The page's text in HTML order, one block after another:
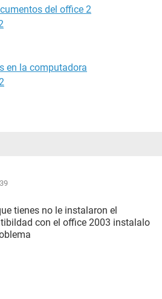
del office 2
en la computadora
tienes no le instalaron el
con el office 2003 instalalo